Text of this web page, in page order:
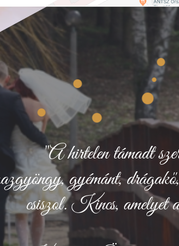
"A hirtelen támadt
gyémánt,
csiszol. Kincs, amelyet